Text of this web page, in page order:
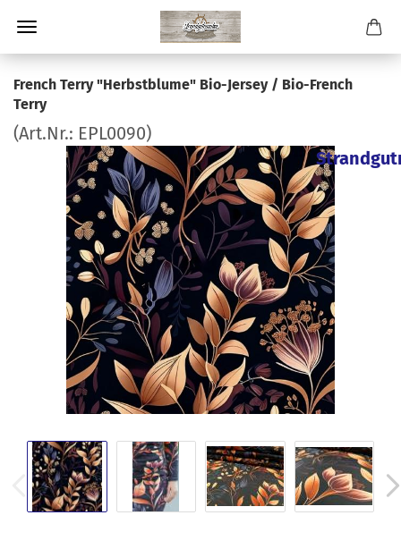
French Terry "Herbstblume" Bio-Jersey / Bio-French
Terry
(Art.Nr.: EPL0090)